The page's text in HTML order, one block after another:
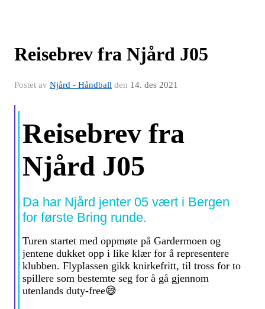
Reisebrev fra Njård J05
Postet av Njård - Håndball den 14. des 2021
Reisebrev fra
Njård J05
Da har Njård jenter 05 vært i Bergen
for første Bring runde.
Turen startet med oppmøte på Gardermoen og
jentene dukket opp i like klær for å representere
klubben. Flyplassen gikk knirkefritt, til tross for to
spillere som bestemte seg for å gå gjennom
utenlands duty-free😅